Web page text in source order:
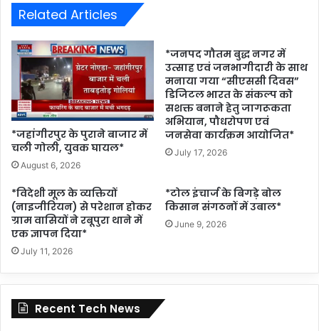
Related Articles
*जहांगीरपुर के पुराने बाजार में
चली गोली, युवक घायल*
August 6, 2026
*जनपद गौतम बुद्ध नगर में
उत्साह एवं जनभागीदारी के साथ
मनाया गया “सीएससी दिवस”
डिजिटल भारत के संकल्प को
सशक्त बनाने हेतु जागरूकता
अभियान, पौधरोपण एवं
जनसेवा कार्यक्रम आयोजित*
July 17, 2026
*विदेशी मूल के व्यक्तियों
(नाइजीरियन) से परेशान होकर
ग्राम वासियों ने रबूपुरा थाने में
एक ज्ञापन दिया*
July 11, 2026
*टोल इंचार्ज के बिगड़े बोल
किसान संगठनों में उबाल*
June 9, 2026
Recent Tech News